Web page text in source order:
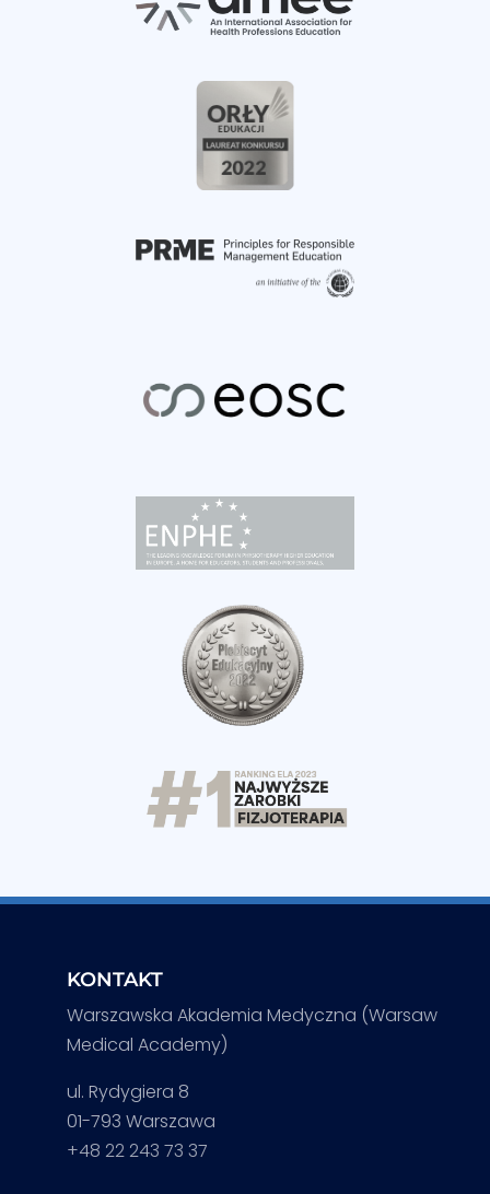
KONTAKT
Warszawska Akademia Medyczna (Warsaw
Medical Academy)
ul. Rydygiera 8
01-793 Warszawa
+48 22 243 73 37